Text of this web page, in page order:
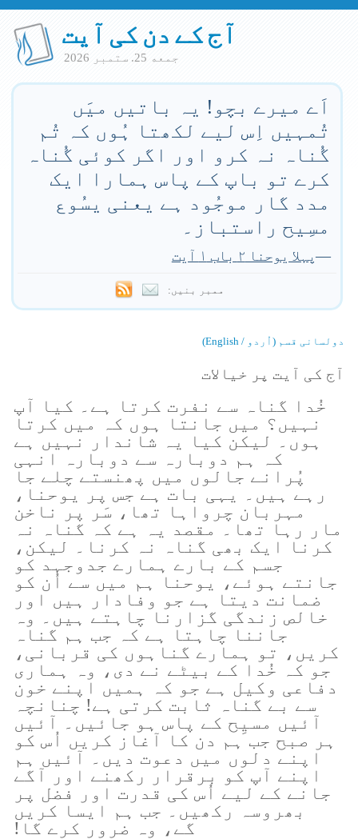
آج کے دن کی آیت
جمعه 25. ستمبر 2026
اَے میرے بچو! یہ باتیں میَں
تُمہیں اِس لیے لکھتا ہُوں کہ تُم
گُناہ نہ کرو اور اگر کوئی گُناہ
کرے تو باپ کے پاس ہمارا ایک
مدد گار موجُود ہے یعنی یسُوع
مسِیح راستباز۔
—پہلا یوحنا ۲ باب ۱ آیت
ممبر بنیں:
دولسانی قسم (اُردو / English)
آج کی آیت پر خیالات
خُدا گناہ سے نفرت کرتا ہے۔ کیا آپ
نہیں؟ میں جانتا ہوں کہ میں کرتا
ہوں۔ لیکن کیا یہ شاندار نہیں ہے
کہ ہم دوبارہ سے دوبارہ انہی
پُرانے جالوں میں پھنستے چلے جا
رہے ہیں۔ یہی بات ہے جس پر یوحنا،
مہربان چرواہا تھا، سَر پر ناخن
مار رہا تھا۔ مقصد یہ ہے کہ گناہ نہ
کرنا ایک بھی گناہ نہ کرنا۔ لیکن،
جسم کے بارے ہمارے جدوجہد کو
جانتے ہوئے، یوحنا ہم میں سے اُن کو
ضمانت دیتا ہے جو وفادار ہیں اور
خالص زندگی گزارنا چاہتے ہیں۔ وہ
جاننا چاہتا ہے کہ جب ہم گناہ
کریں، تو ہمارے گناہوں کی قربانی،
جو کہ خُدا کے بیٹے نے دی، وہ ہماری
دفاعی وکیل ہے جو کہ ہمیں اپنے خون
سے بے گناہ ثابت کرتی ہے! چنانچہ
آئیں مسیِح کے پاس ہو جائیں۔ آئیں
ہر صبح جب ہم دن کا آغاز کریں اُس کو
اپنے دلوں میں دعوت دیں۔ آئیں ہم
اپنے آپ کو برقرار رکھنے اور آگے
جانے کے لیے اُس کی قدرت اور فضل پر
بھروسہ رکھیں۔ جب ہم ایسا کریں
گے، وہ ضرور کرے گا!